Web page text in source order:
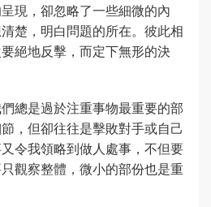
現，卻忽略了一些細微的內
楚，明白問題的所在。彼此相
絕地反擊，而定下無形的決
總是過於注重事物最重要的部
，但卻往往是擊敗對手或自己
令我領略到做人處事，不但要
觀察整體，微小的部份也是重